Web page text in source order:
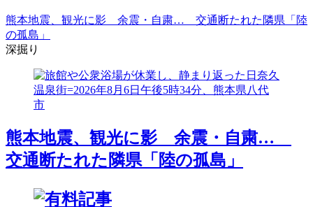
熊本地震、観光に影 余震・自粛… 交通断たれた隣県「陸
の孤島」
深掘り
熊本地震、観光に影 余震・自粛…
交通断たれた隣県「陸の孤島」